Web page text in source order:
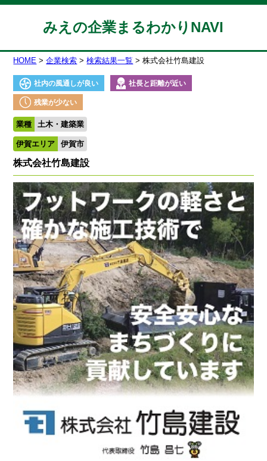
みえの企業まるわかりNAVI
HOME 企業検索 検索結果一覧 株式会社竹島建設
社内の風通しが良い 社長と距離が近い
残業が少ない
業種 土木・建築業
伊賀エリア 伊賀市
株式会社竹島建設